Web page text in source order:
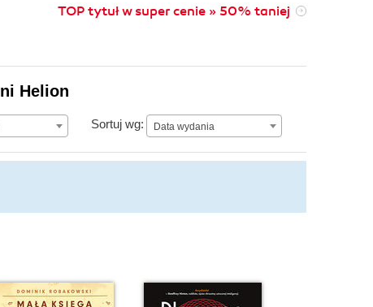
TOP tytuł w super cenie » 50% taniej
Helion
Sortuj wg: Data wydania
Data wydania